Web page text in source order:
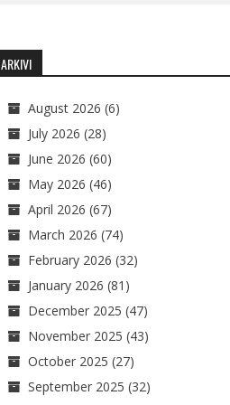
ARKIVI
August 2026 (6)
July 2026 (28)
June 2026 (60)
May 2026 (46)
April 2026 (67)
March 2026 (74)
February 2026 (32)
January 2026 (81)
December 2025 (47)
November 2025 (43)
October 2025 (27)
September 2025 (32)